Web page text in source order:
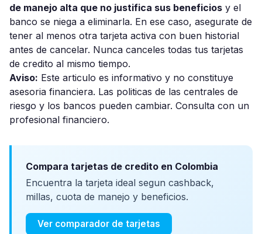
de manejo alta que no justifica sus beneficios y el
banco se niega a eliminarla. En ese caso, asegurate de
tener al menos otra tarjeta activa con buen historial
antes de cancelar. Nunca canceles todas tus tarjetas
de credito al mismo tiempo.
Aviso: Este articulo es informativo y no constituye
asesoria financiera. Las politicas de las centrales de
riesgo y los bancos pueden cambiar. Consulta con un
profesional financiero.
Compara tarjetas de credito en Colombia
Encuentra la tarjeta ideal segun cashback,
millas, cuota de manejo y beneficios.
Ver comparador de tarjetas